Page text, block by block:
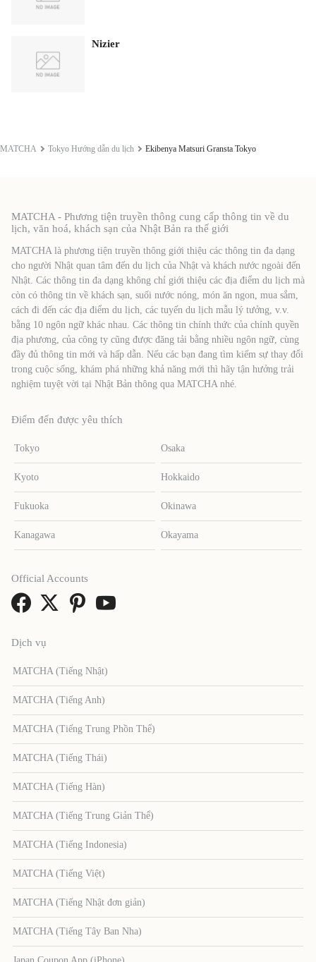
Nizier
MATCHA Tokyo Hướng dẫn du lịch Ekibenya Matsuri Gransta Tokyo
MATCHA - Phương tiện truyền thông cung cấp thông tin về du
lịch, văn hoá, khách sạn của Nhật Bản ra thế giới
MATCHA là phương tiện truyền thông giới thiệu các thông tin đa dạng
cho người Nhật quan tâm đến du lịch của Nhật và khách nước ngoài đến
Nhật. Các thông tin đa dạng không chỉ giới thiệu các địa điểm du lịch mà
còn có thông tin về khách sạn, suối nước nóng, món ăn ngon, mua sắm,
cách đi đến các địa điểm du lịch, các tuyến du lịch mẫu lý tưởng, v.v.
bằng 10 ngôn ngữ khác nhau. Các thông tin chính thức của chính quyền
địa phương, của công ty cũng được đăng tải bằng nhiều ngôn ngữ, cùng
đầy đủ thông tin mới và hấp dẫn. Nếu các bạn đang tìm kiếm sự thay đổi
trong cuộc sống, khám phá những khả năng mới thì hãy tận hưởng trải
nghiệm tuyệt vời tại Nhật Bản thông qua MATCHA nhé.
Điểm đến được yêu thích
Tokyo Osaka
Kyoto Hokkaido
Fukuoka Okinawa
Kanagawa Okayama
Dịch vụ
MATCHA (Tiếng Nhật)
MATCHA (Tiếng Anh)
MATCHA (Tiếng Trung Phồn Thể)
MATCHA (Tiếng Thái)
MATCHA (Tiếng Hàn)
MATCHA (Tiếng Trung Giản Thể)
MATCHA (Tiếng Indonesia)
MATCHA (Tiếng Việt)
MATCHA (Tiếng Nhật đơn giản)
MATCHA (Tiếng Tây Ban Nha)
Official Accounts